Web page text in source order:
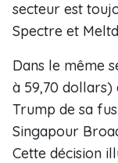
secteur est
Spectre et
Dans le même
à 59,70 dollars)
Trump de sa
Singapour
Cette décision